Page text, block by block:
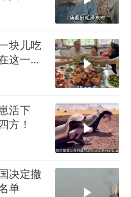
块儿吃
这一饭
活下
方！
决定撤
单